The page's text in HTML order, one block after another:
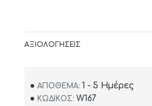
ΑΞΙΟΛΟΓΉΣΕΙΣ
ΑΠΌΘΕΜΑ: 1 - 5 Ημέρες
ΚΩΔΙΚΌΣ: W167